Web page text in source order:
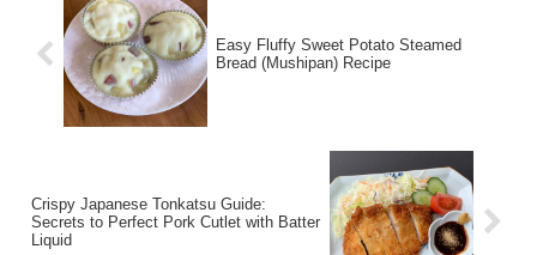
Easy Fluffy Sweet Potato Steamed
Bread (Mushipan) Recipe
Crispy Japanese Tonkatsu Guide:
Secrets to Perfect Pork Cutlet with Batter
Liquid